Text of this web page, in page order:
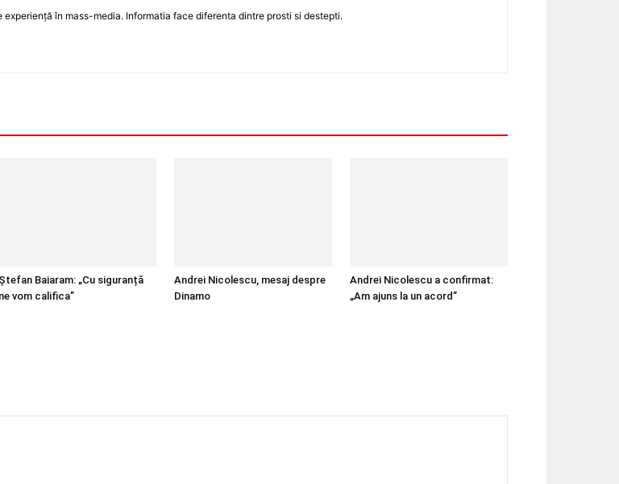
în mass-media. Informatia face diferenta dintre prosti si destepti.
Ștefan Baiaram: „Cu siguranță
ne vom califica”
Andrei Nicolescu, mesaj despre
Dinamo
Andrei Nicolescu a confirmat:
„Am ajuns la un acord”